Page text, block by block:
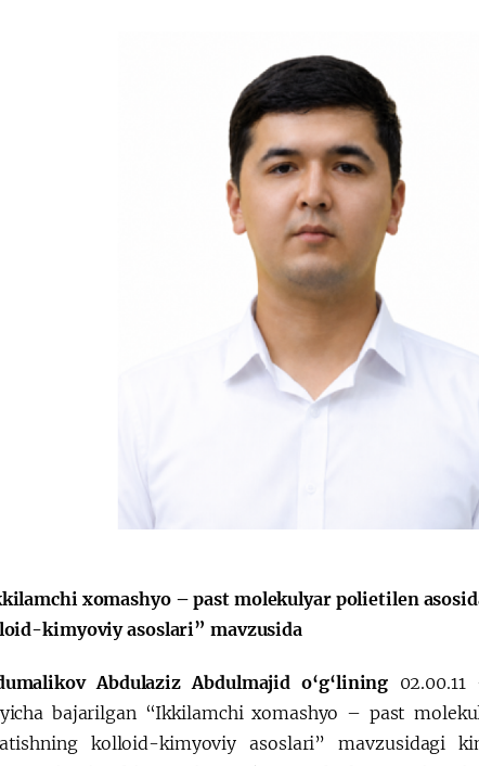
xomashyo – past molekulyar polietilen
kimyoviy asoslari” mavzusida
Abdulaziz Abdulmajid o‘g‘lining
bajarilgan “Ikkilamchi xomashyo – past
kolloid-kimyoviy asoslari” mavzusidagi